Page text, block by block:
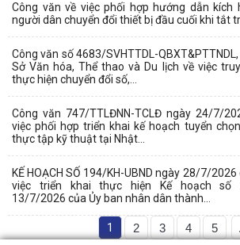
Công văn về việc phối hợp hướng dẫn
người dân chuyển đổi thiết bị đầu cuối khi tắt
Công văn số 4683/SVHTTDL-
Sở Văn hóa, Thể thao và Du lịch về việc
thực hiện chuyển đổi số,...
Công văn 747/TTLĐNN-TCLĐ ngày 24/7/
việc phối hợp triển khai kế hoạch tuyển
thực tập kỹ thuật tại Nhật...
KẾ HOẠCH SỐ 194/KH-UBND ngày 28/7/
việc triển khai thực hiện Kế hoạch số
13/7/2026 của Ủy ban nhân dân thành...
1 2 3 4 5